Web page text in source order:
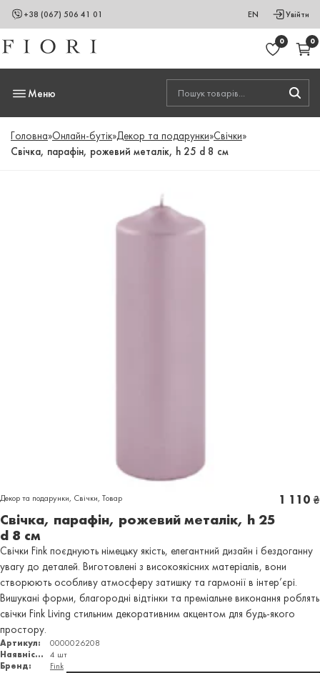
+38 (067) 506 41 01 EN Увійти
0 0
Меню
Головна»Онлайн-бутік»Декор та подарунки»Свічки»
Свічка, парафін, рожевий металік, h 25 d 8 см
Декор та подарунки, Свічки, Товар
Свічка, парафін, рожевий металік, h 25
d 8 см
1 110 ₴
Свічки Fink поєднують німецьку якість, елегантний дизайн і бездоганну
увагу до деталей. Виготовлені з високоякісних матеріалів, вони
створюють особливу атмосферу затишку та гармонії в інтер’єрі.
Вишукані форми, благородні відтінки та преміальне виконання роблять
свічки Fink Living стильним декоративним акцентом для будь-якого
простору.
Артикул:
0000026208
Наявність:
4 шт
Бренд:
Fink